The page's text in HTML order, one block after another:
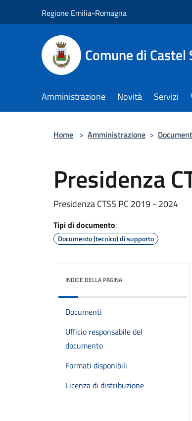
Regione Emilia-Romagna
Comune di Castel
Amministrazione Novità Servizi
Home > Amministrazione >
Presidenza
Presidenza CTSS PC 2019 - 2024
Tipi di documento:
Documento (tecnico) di supporto
INDICE DELLA PAGINA
Documenti
Ufficio responsabile del
documento
Formati disponibili
Licenza di distribuzione